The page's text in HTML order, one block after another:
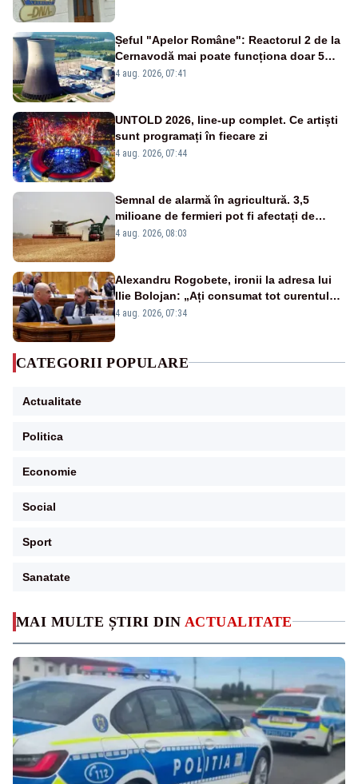
MAI MULTE ȘTIRI DIN ACTUALITATE
Șeful "Apelor Române": Reactorul 2 de la
Cernavodă mai poate funcționa doar 5
zile
4 aug. 2026, 07:41
UNTOLD 2026, line-up complet. Ce artiști
sunt programați în fiecare zi
4 aug. 2026, 07:44
Semnal de alarmă în agricultură. 3,5
milioane de fermieri pot fi afectați de
strategia pentru conservarea
4 aug. 2026, 08:03
Alexandru Rogobete, ironii la adresa lui
Ilie Bolojan: „Ați consumat tot curentul
urmărind șobolani imaginari”
4 aug. 2026, 07:34
CATEGORII POPULARE
Actualitate
Politica
Economie
Social
Sport
Sanatate